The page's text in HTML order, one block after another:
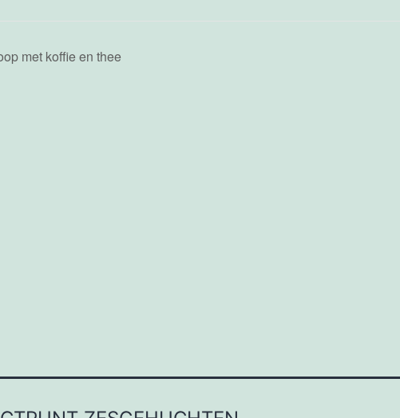
met koffie en thee